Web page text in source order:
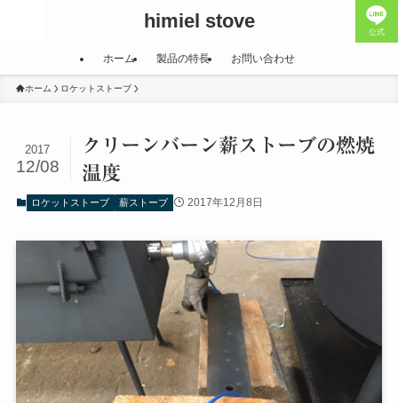
himiel stove 公式
ホーム 製品の特長 お問い合わせ
ホーム ロケットストーブ
クリーンバーン薪ストーブの燃焼
温度
2017
12/08
ロケットストーブ 薪ストーブ 2017年12月8日